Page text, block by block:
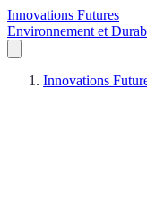
Innovations Futures
Environnement et
Innovations